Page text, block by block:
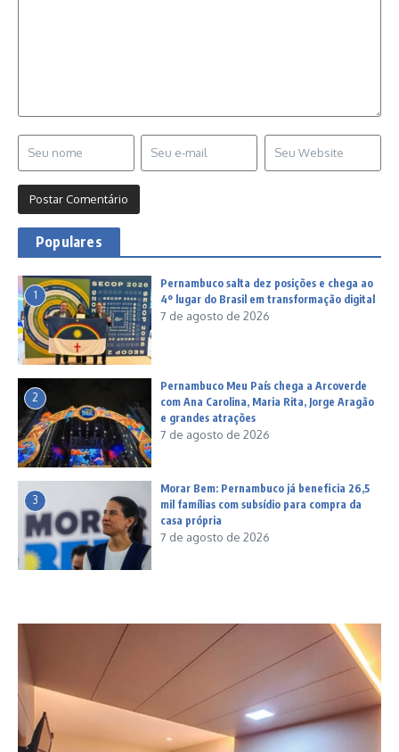
Populares
1
Pernambuco salta dez posições e chega ao
4º lugar do Brasil em transformação digital
7 de agosto de 2026
2
Pernambuco Meu País chega a Arcoverde
com Ana Carolina, Maria Rita, Jorge Aragão
e grandes atrações
7 de agosto de 2026
3
Morar Bem: Pernambuco já beneficia 26,5
mil famílias com subsídio para compra da
casa própria
7 de agosto de 2026